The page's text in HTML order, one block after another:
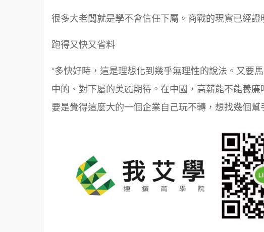
很多大老闆就是學不會信任下屬。商戰的現實已經證
跑得又快又省料
“多快好時，這是理想化到幾乎無理性的說法。又要
中的、對下屬的美麗期待。在中國，高薪能不能養
要是覺得這麼大的一個企業自己玩不轉，想找幾個幫